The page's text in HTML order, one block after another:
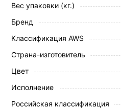
Вес упаковки (кг.)
Бренд
Классификация AWS
Страна-изготовитель
Цвет
Исполнение
Российская классификация